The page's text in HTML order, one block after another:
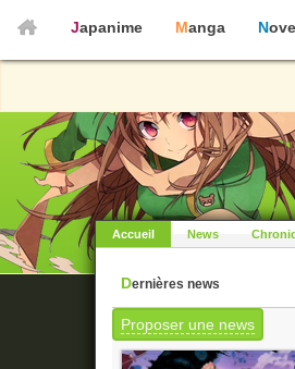
Japanime Manga
Accueil News
Dernières news
Proposer une news